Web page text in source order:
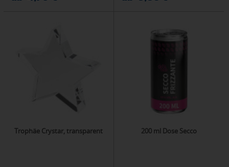
Trophäe Crystar, transparent 200 ml Dose Secco